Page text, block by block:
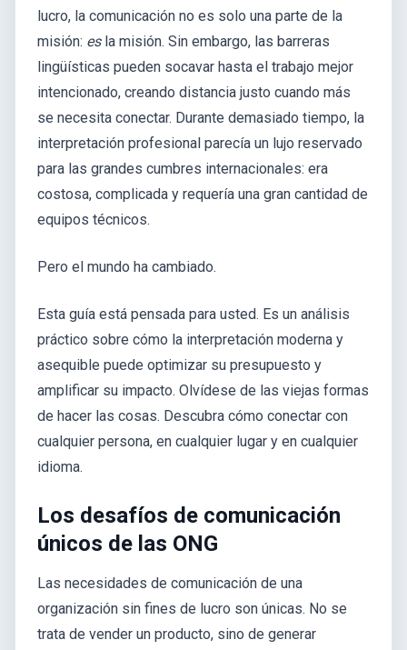
lucro, la comunicación no es solo una parte de la
misión: esla misión. Sin embargo, las barreras
lingüísticas pueden socavar hasta el trabajo mejor
intencionado, creando distancia justo cuando más
se necesita conectar. Durante demasiado tiempo, la
interpretación profesional parecía un lujo reservado
para las grandes cumbres internacionales: era
costosa, complicada y requería una gran cantidad de
equipos técnicos.
Pero el mundo ha cambiado.
Esta guía está pensada para usted. Es un análisis
práctico sobre cómo la interpretación moderna y
asequible puede optimizar su presupuesto y
amplificar su impacto. Olvídese de las viejas formas
de hacer las cosas. Descubra cómo conectar con
cualquier persona, en cualquier lugar y en cualquier
idioma.
Los desafíos de comunicación
únicos de las ONG
Las necesidades de comunicación de una
organización sin fines de lucro son únicas. No se
trata de vender un producto, sino de generar